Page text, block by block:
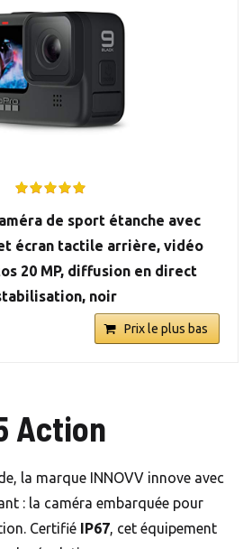
de sport étanche avec
écran tactile arrière, vidéo
20 MP, diffusion en direct
noir
Prix le plus bas
Action
la marque INNOVV innove avec
: la caméra embarquée pour
Certifié IP67, cet équipement